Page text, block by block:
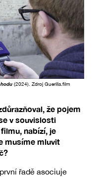
(2024). Zdroj Guerilla.film
že pojem
v souvislosti
nabízí, je
musíme mluvit
řadě asociuje